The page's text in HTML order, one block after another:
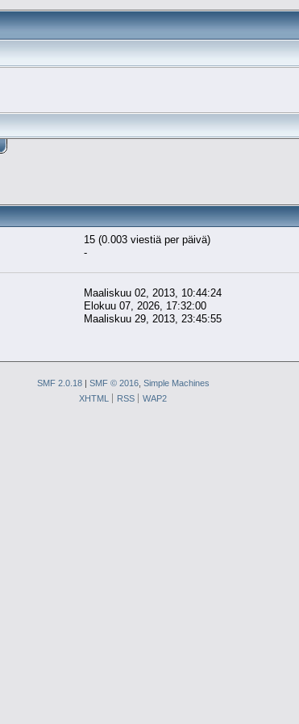
15 (0.003 viestiä per päivä)
-
Maaliskuu 02, 2013, 10:44:24
Elokuu 07, 2026, 17:32:00
Maaliskuu 29, 2013, 23:45:55
SMF 2.0.18 | SMF © 2016 Simple Machines
XHTML
RSS WAP2